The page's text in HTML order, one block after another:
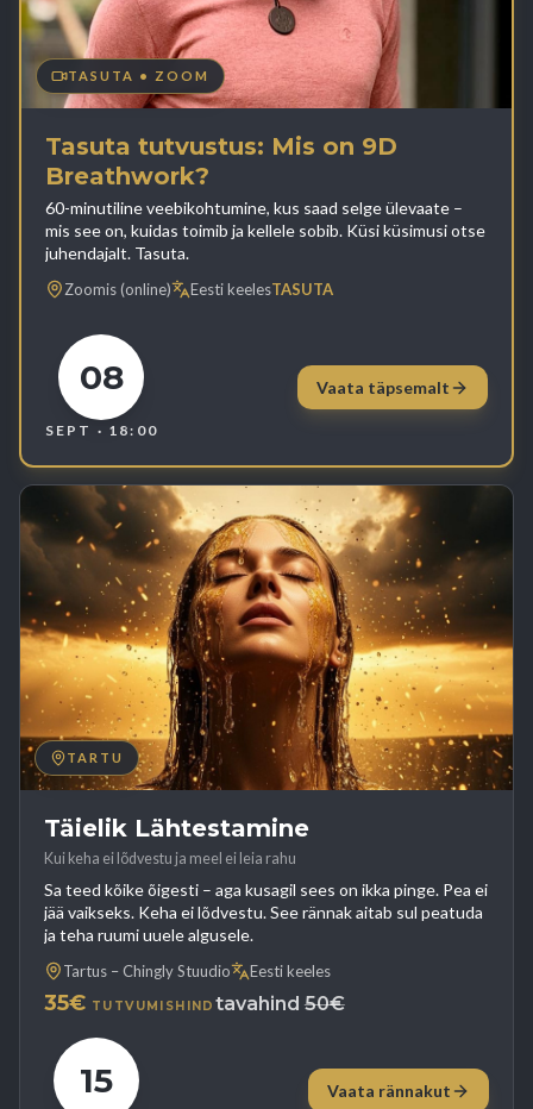
TASUTA • ZOOM
Tasuta tutvustus: Mis on 9D
Breathwork?
60-minutiline veebikohtumine, kus saad selge ülevaate –
mis see on, kuidas toimib ja kellele sobib. Küsi küsimusi otse
juhendajalt. Tasuta.
Zoomis (online) Eesti keelesTASUTA
08
SEPT · 18:00
Vaata täpsemalt
TARTU
Täielik Lähtestamine
Kui keha ei lõdvestu ja meel ei leia rahu
Sa teed kõike õigesti – aga kusagil sees on ikka pinge. Pea ei
jää vaikseks. Keha ei lõdvestu. See rännak aitab sul peatuda
ja teha ruumi uuele algusele.
Tartus – Chingly Stuudio Eesti keeles
35€ TUTVUMISHIND tavahind 50€
15 Vaata rännakut